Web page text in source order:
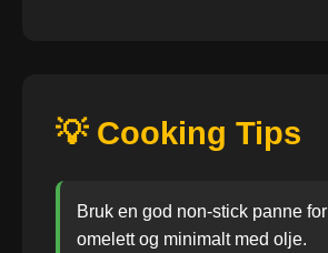
💡 Cooking Tips
Bruk en god non-stick panne for
omelett og minimalt med olje.